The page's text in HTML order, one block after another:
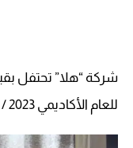
للعام الأكاديمي 2023 / 2024